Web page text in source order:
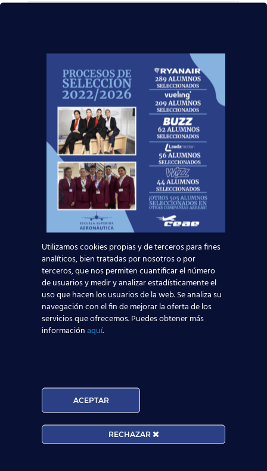
Acepto laPolítica de Privacidad
EUROCOLLEGE OXFORD ENGLISH INSTITUTE S.L.
le informa que tratará los datos personales que
facilite con la finalidad de gestionar su consulta y
darle respuesta. Puede ejercer sus derechos de
protección de datos a través del e-mail
escuelasuperioraeronautica.com. Para más
información, por favor, consulte nuestraPolítica de
Privacidad.
¡Nos vemos volando!
Enlace:Vueling
Utilizamos cookies propias y de terceros para fines
analíticos, bien tratadas por nosotros o por
terceros, que nos permiten cuantificar el número
de usuarios y medir y analizar estadísticamente el
uso que hacen los usuarios de la web. Se analiza su
navegación con el fin de mejorar la oferta de los
servicios que ofrecemos. Puedes obtener más
informaciónaquí.
ACEPTAR
RECHAZAR